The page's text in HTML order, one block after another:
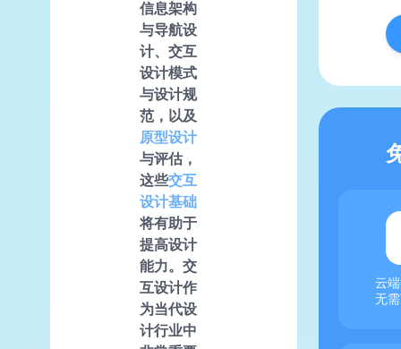
信息架构
与导航设
计、交互
设计模式
与设计规
范，以及
原型设计
与评估，
这些交互
设计基础
将有助于
提高设计
能力。交
互设计作
为当代设
计行业中
云
无